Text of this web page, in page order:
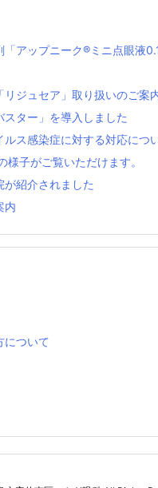
アップニーク®ミニ点眼液
ジュセア」取り扱いのご案
ター」を導入しました
ス感染症に対する対応につ
様子がご覧いただけます。
紹介されました
内
について